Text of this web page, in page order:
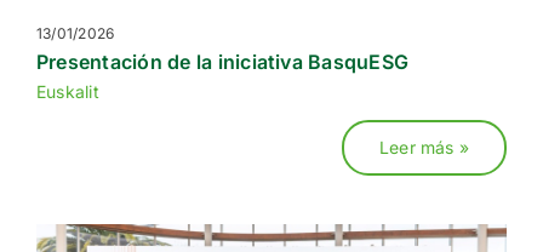
13/01/2026
Presentación de la iniciativa BasquESG
Euskalit
Leer más »